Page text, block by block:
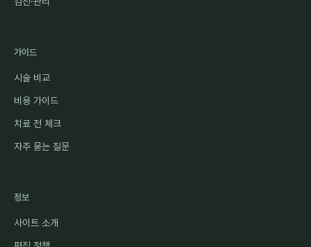
가이드
시술 비교
비용 가이드
치료 전 체크
자주 묻는 질문
정보
사이트 소개